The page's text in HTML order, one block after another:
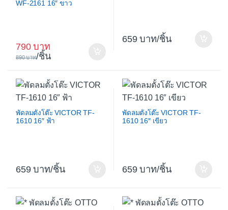
WF-2161 16″ ขาว
790
890 /ชิ้น
659 /ชิ้น
พัดลมตั้งโต๊ะ VICTOR TF-
1610 16″ ฟ้า
659 /ชิ้น
พัดลมตั้งโต๊ะ VICTOR TF-
1610 16″ เขียว
659 /ชิ้น